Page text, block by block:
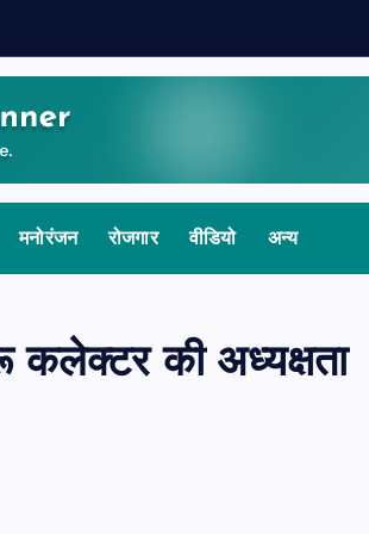
मनोरंजन रोजगार वीडियो अन्य
कलेक्टर की अध्यक्षता